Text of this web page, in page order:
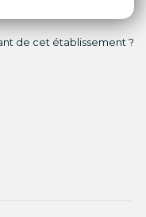
de cet établissement ?